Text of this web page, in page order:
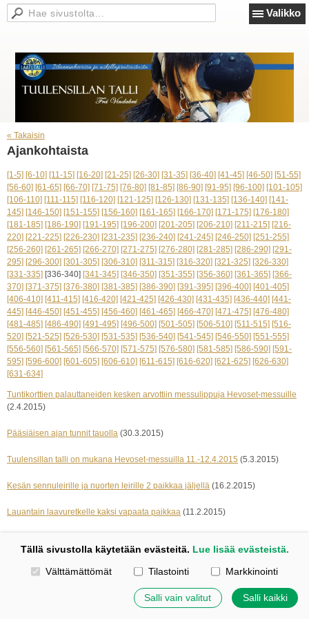
Valikko
« Takaisin
Ajankohtaista
[1-5] [6-10] [11-15] [16-20] [21-25] [26-30] [31-35] [36-40] [41-45] [46-50] [51-55]
[56-60] [61-65] [66-70] [71-75] [76-80] [81-85] [86-90] [91-95] [96-100] [101-105]
[106-110] [111-115] [116-120] [121-125] [126-130] [131-135] [136-140] [141-
145] [146-150] [151-155] [156-160] [161-165] [166-170] [171-175] [176-180]
[181-185] [186-190] [191-195] [196-200] [201-205] [206-210] [211-215] [216-
220] [221-225] [226-230] [231-235] [236-240] [241-245] [246-250] [251-255]
[256-260] [261-265] [266-270] [271-275] [276-280] [281-285] [286-290] [291-
295] [296-300] [301-305] [306-310] [311-315] [316-320] [321-325] [326-330]
[331-335] [336-340] [341-345] [346-350] [351-355] [356-360] [361-365] [366-
370] [371-375] [376-380] [381-385] [386-390] [391-395] [396-400] [401-405]
[406-410] [411-415] [416-420] [421-425] [426-430] [431-435] [436-440] [441-
445] [446-450] [451-455] [456-460] [461-465] [466-470] [471-475] [476-480]
[481-485] [486-490] [491-495] [496-500] [501-505] [506-510] [511-515] [516-
520] [521-525] [526-530] [531-535] [536-540] [541-545] [546-550] [551-555]
[556-560] [561-565] [566-570] [571-575] [576-580] [581-585] [586-590] [591-
595] [596-600] [601-605] [606-610] [611-615] [616-620] [621-625] [626-630]
[631-634]
Tuntikorttien palauttaneiden kesken arvottiin messulippuja Hevoset-messuille
(2.4.2015)
Pääsiäisen ajan tunnit tauolla (30.3.2015)
Tuulensillan talli on mukana Hevoset-messuilla 11.-12.4.2015 (5.3.2015)
Kesän sennuleirille ja nuorten leirille 2 paikkaa jäljellä (16.2.2015)
Lauantain laavuretkelle kaksi vapaata paikkaa (11.2.2015)
Kotisivut: Johanna Korpi
Tällä sivustolla käytetään evästeitä. Lue lisää evästeistä.
Valitse käytettävät evästeet
Välttämättömät Tilastointi Markkinointi
Salli vain valitut Salli kaikki